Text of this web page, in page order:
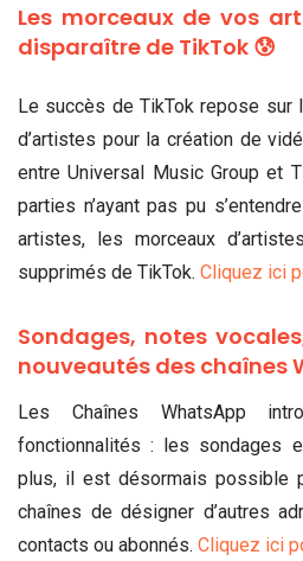
Les morceaux de vos
disparaître de TikTok 😰
Le succès de TikTok repose sur
d’artistes pour la création de
entre Universal Music Group et
parties n’ayant pas pu
artistes, les morceaux
supprimés de TikTok. Cliquez ici
Sondages, notes
nouveautés des chaînes
Les Chaînes WhatsApp
fonctionnalités : les sondages
plus, il est désormais possible
chaînes de désigner d’autres
contacts ou abonnés. Cliquez ici